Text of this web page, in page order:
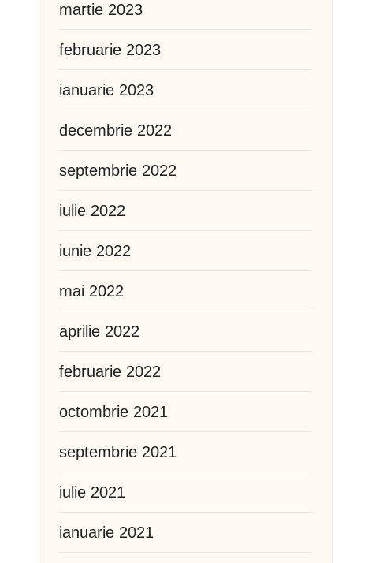
martie 2023
februarie 2023
ianuarie 2023
decembrie 2022
septembrie 2022
iulie 2022
iunie 2022
mai 2022
aprilie 2022
februarie 2022
octombrie 2021
septembrie 2021
iulie 2021
ianuarie 2021